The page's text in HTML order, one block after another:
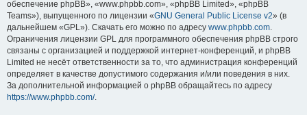
обеспечение phpBB», «www.phpbb.com», «phpBB Limited», «phpBB
Teams»), выпущенного по лицензии «GNU General Public License v2» (в
дальнейшем «GPL»). Скачать его можно по адресу www.phpbb.com.
Ограничения лицензии GPL для программного обеспечения phpBB строго
связаны с организацией и поддержкой интернет-конференций, и phpBB
Limited не несёт ответственности за то, что администрация конференций
определяет в качестве допустимого содержания и/или поведения в них.
За дополнительной информацией о phpBB обращайтесь по адресу
https://www.phpbb.com/.